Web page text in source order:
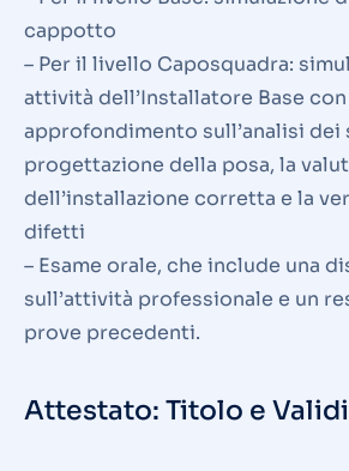
cappotto
– Per il livello Caposquadra:
attività dell’Installatore Base con
approfondimento sull’analisi dei
progettazione della posa, la
dell’installazione corretta e la
difetti
– Esame orale, che include una
sull’attività professionale e un
prove precedenti.
Attestato: Titolo e